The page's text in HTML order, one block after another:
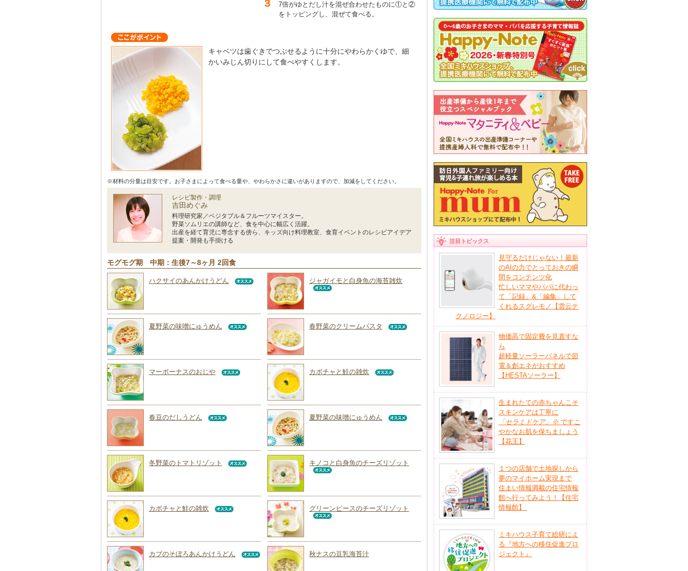
7倍がゆとだし汁を混ぜ合わせたものに①と②
をトッピングし、混ぜて食べる。
キャベツは歯ぐきでつぶせるように十分にやわらかくゆで、細
かいみじん切りにして食べやすくします。
※材料の分量は目安です。お子さまによって食べる量や、やわらかさに違いがありますので、加減をしてください。
レシピ製作・調理
吉田めぐみ
料理研究家／ベジタブル＆フルーツマイスター。
野菜ソムリエの講師など、食を中心に幅広く活躍。
出産を経て育児に専念する傍ら、キッズ向け料理教室、食育イベントのレシピアイデア
提案・開発も手掛ける
モグモグ期 中期：生後7～8ヶ月 2回食
ハクサイのあんかけうどん ジャガイモと白身魚の海苔雑炊
夏野菜の味噌にゅうめん 春野菜のクリームパスタ
マーボーナスのおじや カボチャと鮭の雑炊
春豆のだしうどん 夏野菜の味噌にゅうめん
冬野菜のトマトリゾット キノコと白身魚のチーズリゾット
カボチャと鮭の雑炊 グリーンピースのチーズリゾット
カブのそぼろあんかけうどん 秋ナスの豆乳海苔汁
注目トピックス
見守るだけじゃない！最新
のAIの力でとっておきの瞬
間をコンテンツ化
忙しいママやパパに代わっ
て「記録」&「編集」して
くれるスグレモノ【雲云テ
クノロジー】
物価高で固定費を見直すな
ら
超軽量ソーラーパネルで節
電＆創エネがおすすめ
【HESTAソーラー】
生まれたての赤ちゃんこそ
スキンケアは丁寧に
「セラミドケア」 ※ ですこ
やかなお肌を保ちましょう
【花王】
１つの店舗で土地探しから
夢のマイホーム実現まで
住まい情報満載の住宅情報
館へ行ってみよう！【住宅
情報館】
ミキハウス子育て総研によ
る『地方への移住促進プロ
ジェクト』